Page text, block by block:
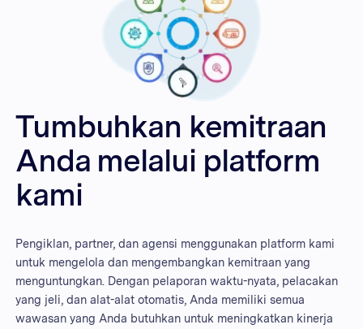
Tumbuhkan kemitraan
Anda melalui platform
kami
Pengiklan, partner, dan agensi menggunakan platform kami
untuk mengelola dan mengembangkan kemitraan yang
menguntungkan. Dengan pelaporan waktu-nyata, pelacakan
yang jeli, dan alat-alat otomatis, Anda memiliki semua
wawasan yang Anda butuhkan untuk meningkatkan kinerja